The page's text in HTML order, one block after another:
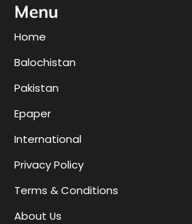
Menu
Home
Balochistan
Pakistan
Epaper
International
Privacy Policy
Terms & Conditions
About Us